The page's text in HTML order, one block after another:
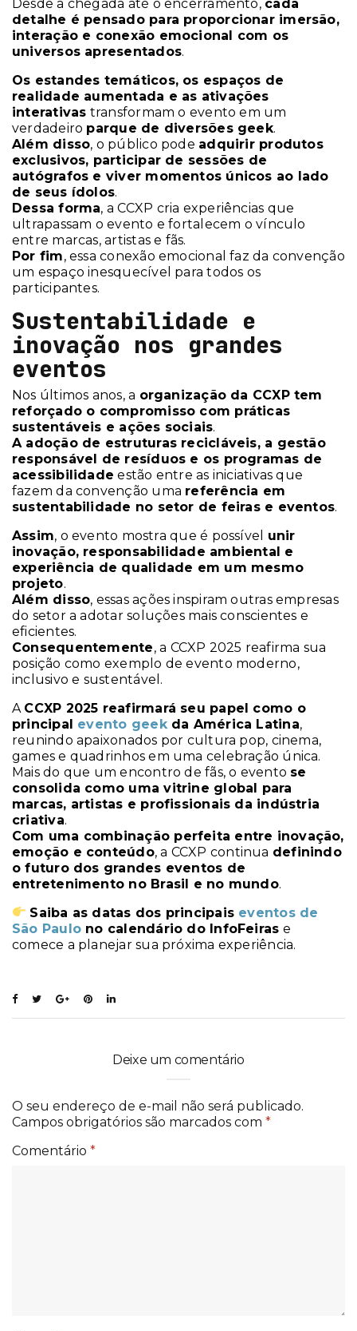
Desde a chegada até o encerramento, cada
detalhe é pensado para proporcionar imersão,
interação e conexão emocional com os
universos apresentados.
Os estandes temáticos, os espaços de
realidade aumentada e as ativações
interativas transformam o evento em um
verdadeiro parque de diversões geek.
Além disso, o público pode adquirir produtos
exclusivos, participar de sessões de
autógrafos e viver momentos únicos ao lado
de seus ídolos.
Dessa forma, a CCXP cria experiências que
ultrapassam o evento e fortalecem o vínculo
entre marcas, artistas e fãs.
Por fim, essa conexão emocional faz da convenção
um espaço inesquecível para todos os
participantes.
Sustentabilidade e
inovação nos grandes
eventos
Nos últimos anos, a organização da CCXP tem
reforçado o compromisso com práticas
sustentáveis e ações sociais.
A adoção de estruturas recicláveis, a gestão
responsável de resíduos e os programas de
acessibilidade estão entre as iniciativas que
fazem da convenção uma referência em
sustentabilidade no setor de feiras e eventos.
Assim, o evento mostra que é possível unir
inovação, responsabilidade ambiental e
experiência de qualidade em um mesmo
projeto.
Além disso, essas ações inspiram outras empresas
do setor a adotar soluções mais conscientes e
eficientes.
Consequentemente, a CCXP 2025 reafirma sua
posição como exemplo de evento moderno,
inclusivo e sustentável.
A CCXP 2025 reafirmará seu papel como o
principal evento geek da América Latina,
reunindo apaixonados por cultura pop, cinema,
games e quadrinhos em uma celebração única.
Mais do que um encontro de fãs, o evento se
consolida como uma vitrine global para
marcas, artistas e profissionais da indústria
criativa.
Com uma combinação perfeita entre inovação,
emoção e conteúdo, a CCXP continua definindo
o futuro dos grandes eventos de
entretenimento no Brasil e no mundo.
Saiba as datas dos principais eventos de
São Paulo no calendário do InfoFeiras e
comece a planejar sua próxima experiência.
Deixe um comentário
O seu endereço de e-mail não será publicado.
Campos obrigatórios são marcados com *
Comentário *